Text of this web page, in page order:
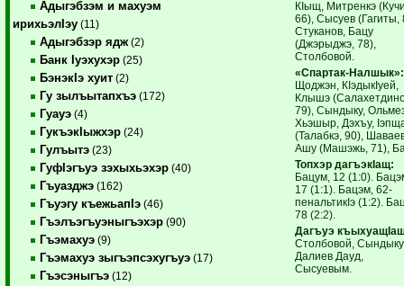
Адыгэбзэм и махуэм
ирихьэлIэу (11)
Адыгэбзэр ядж (2)
Банк Iуэхухэр (25)
БэнэкIэ хуит (2)
Гу зылъытапхъэ (172)
Гуауэ (4)
ГукъэкIыжхэр (24)
Гулъытэ (23)
ГуфIэгъуэ зэхыхьэхэр (40)
Гъуазджэ (162)
Гъуэгу къежьапIэ (46)
Гъэлъэгъуэныгъэхэр (90)
Гъэмахуэ (9)
Гъэмахуэ зыгъэпсэхугъуэ (17)
Гъэсэныгъэ (12)
КIыщ, Митренкэ
66), Сысуев (Гагиты,
Стуканов, Бацу
(Джэрыджэ, 78),
Столбовой.
«Спартак-Налшык»:
Щоджэн, КIэдыкIуей,
Клышэ
79), Сындыку,
Хьэшыр, Дэхъу,
(Талабкэ, 90),
Ашу (Машэжь, 71),
Топхэр дагъэкIащ:
Бацум, 12 (1:0).
17 (1:1). Бацэм, 62-
пенальтикIэ (1:2).
78 (2:2).
Дагъуэ
Столбовой,
Далиев Дауд,
Сысуевым.